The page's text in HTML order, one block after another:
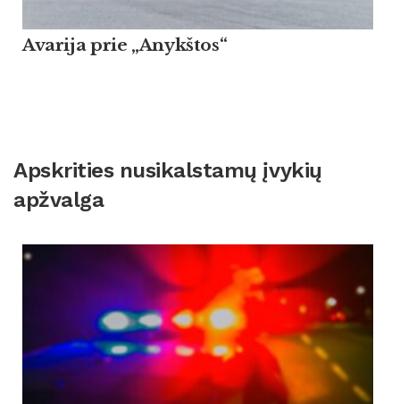
Avarija prie „Anykštos“
Apskrities nusikalstamų įvykių
apžvalga